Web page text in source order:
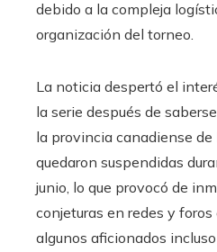
debido a la compleja
organización del torneo.
La noticia despertó el
la serie después de
la provincia canadiense
quedaron suspendidas
junio, lo que provocó de
conjeturas en redes y
algunos aficionados